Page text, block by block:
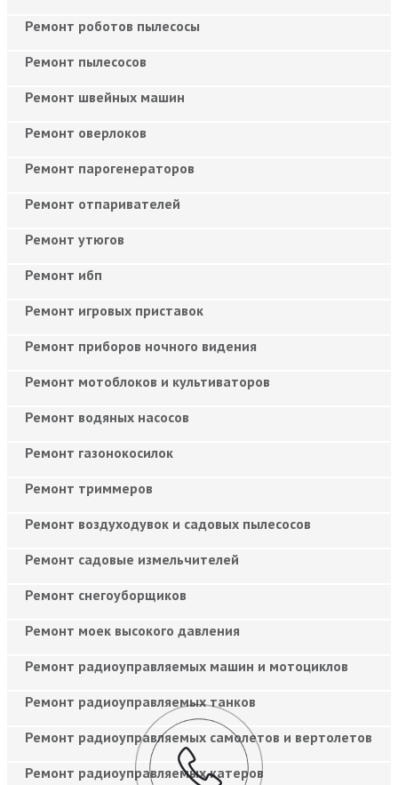
Ремонт роботов пылесосы
Ремонт пылесосов
Ремонт швейных машин
Ремонт оверлоков
Ремонт парогенераторов
Ремонт отпаривателей
Ремонт утюгов
Ремонт ибп
Ремонт игровых приставок
Ремонт приборов ночного видения
Ремонт мотоблоков и культиваторов
Ремонт водяных насосов
Ремонт газонокосилок
Ремонт триммеров
Ремонт воздуходувок и садовых пылесосов
Ремонт садовые измельчителей
Ремонт снегоуборщиков
Ремонт моек высокого давления
Ремонт радиоуправляемых машин и мотоциклов
Ремонт радиоуправляемых танков
Ремонт радиоуправляемых самолетов и вертолетов
Ремонт радиоуправляемых катеров